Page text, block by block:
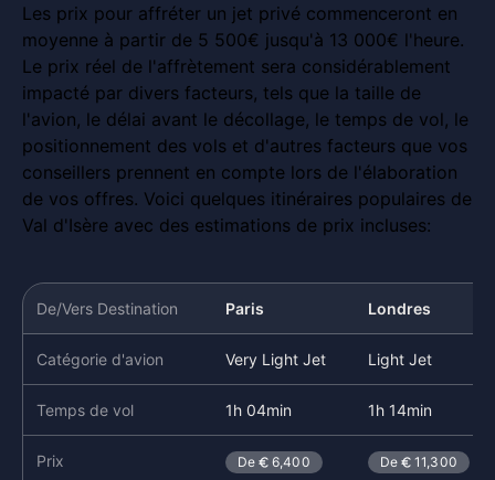
Les prix pour affréter un jet privé commenceront en
moyenne à partir de 5 500€ jusqu'à 13 000€ l'heure.
Le prix réel de l'affrètement sera considérablement
impacté par divers facteurs, tels que la taille de
l'avion, le délai avant le décollage, le temps de vol, le
positionnement des vols et d'autres facteurs que vos
conseillers prennent en compte lors de l'élaboration
de vos offres. Voici quelques itinéraires populaires de
Val d'Isère avec des estimations de prix incluses:
De/Vers Destination Paris Londres
Catégorie d'avion Very Light Jet Light Jet
Temps de vol 1h 04min 1h 14min
Prix De 6,400 De 11,300